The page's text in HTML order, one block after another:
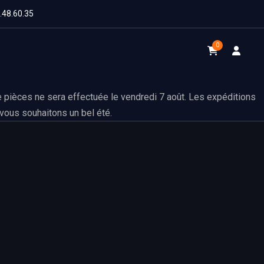
0
ne sera effectuée le vendredi 7 août. Les expéditions
souhaitons un bel été.